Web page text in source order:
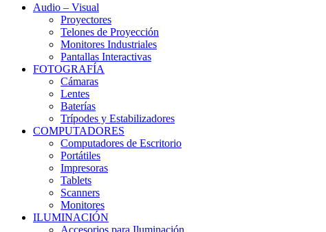
Audio – Visual
Proyectores
Telones de Proyección
Monitores Industriales
Pantallas Interactivas
FOTOGRAFÍA
Cámaras
Lentes
Baterías
Trípodes y Estabilizadores
COMPUTADORES
Computadores de Escritorio
Portátiles
Impresoras
Tablets
Scanners
Monitores
ILUMINACIÓN
Accesorios para Iluminación